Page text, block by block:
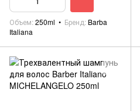
Объем 250ml Бренд Barba
Italiana